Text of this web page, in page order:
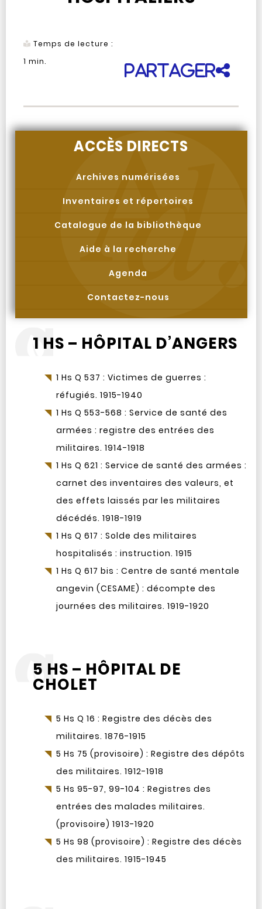
Temps de lecture :
1 min.
Partager
ACCÈS DIRECTS
Archives numérisées
Inventaires et répertoires
Catalogue de la bibliothèque
Aide à la recherche
Agenda
Contactez-nous
1 HS – HÔPITAL D’ANGERS
1 Hs Q 537 : Victimes de guerres :
réfugiés. 1915-1940
1 Hs Q 553-568 : Service de santé des
armées : registre des entrées des
militaires. 1914-1918
1 Hs Q 621 : Service de santé des armées :
carnet des inventaires des valeurs, et
des effets laissés par les militaires
décédés. 1918-1919
1 Hs Q 617 : Solde des militaires
hospitalisés : instruction. 1915
1 Hs Q 617 bis : Centre de santé mentale
angevin (CESAME) : décompte des
journées des militaires. 1919-1920
5 HS – HÔPITAL DE
CHOLET
5 Hs Q 16 : Registre des décès des
militaires. 1876-1915
5 Hs 75 (provisoire) : Registre des dépôts
des militaires. 1912-1918
5 Hs 95-97, 99-104 : Registres des
entrées des malades militaires.
(provisoire) 1913-1920
5 Hs 98 (provisoire) : Registre des décès
des militaires. 1915-1945